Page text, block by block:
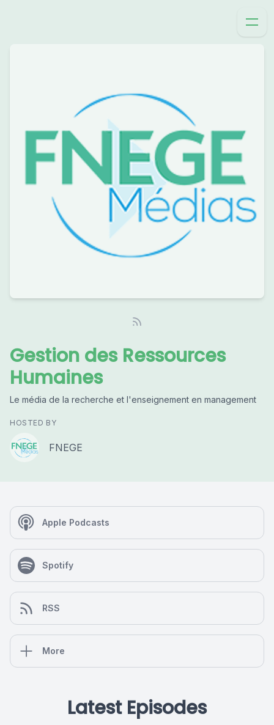
Gestion des Ressources
Humaines
Le média de la recherche et l'enseignement en management
HOSTED BY
FNEGE
Apple Podcasts
Spotify
RSS
More
Latest Episodes